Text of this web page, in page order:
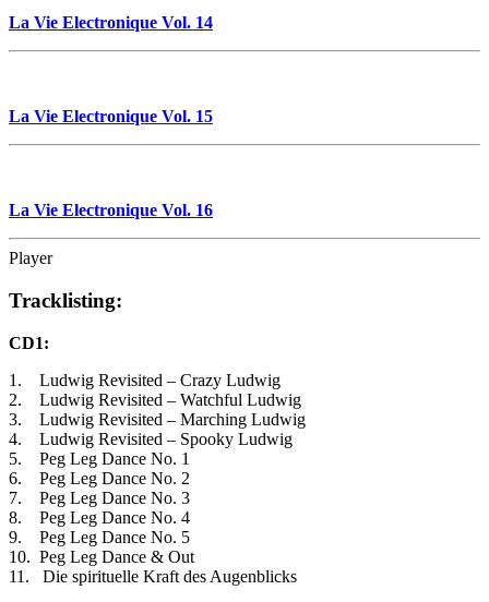
La Vie Electronique Vol. 14
La Vie Electronique Vol. 15
La Vie Electronique Vol. 16
Player
Tracklisting:
CD1:
1. Ludwig Revisited – Crazy Ludwig
2. Ludwig Revisited – Watchful Ludwig
3. Ludwig Revisited – Marching Ludwig
4. Ludwig Revisited – Spooky Ludwig
5. Peg Leg Dance No. 1
6. Peg Leg Dance No. 2
7. Peg Leg Dance No. 3
8. Peg Leg Dance No. 4
9. Peg Leg Dance No. 5
10. Peg Leg Dance & Out
11. Die spirituelle Kraft des Augenblicks